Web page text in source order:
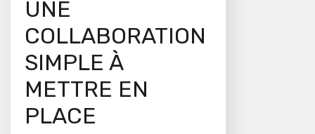
UNE
COLLABORATION
SIMPLE À
METTRE EN
PLACE